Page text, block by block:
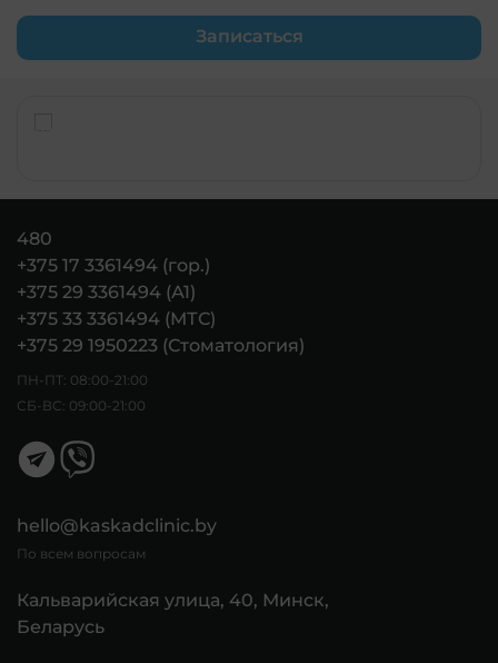
Записаться
480
+375 17 3361494 (гор.)
+375 29 3361494 (А1)
+375 33 3361494 (МТС)
+375 29 1950223 (Стоматология)
ПН-ПТ: 08:00-21:00
СБ-ВС: 09:00-21:00
hello@kaskadclinic.by
По всем вопросам
Кальварийская улица, 40, Минск,
Беларусь